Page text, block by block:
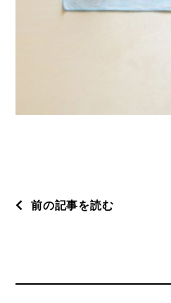
前の記事を読む